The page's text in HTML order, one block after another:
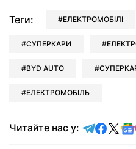
Теги: ЕЛЕКТРОМОБІЛІ
СУПЕРКАРИ
BYD AUTO
ЕЛЕКТРОМОБІЛЬ
Читайте нас у: Читайте